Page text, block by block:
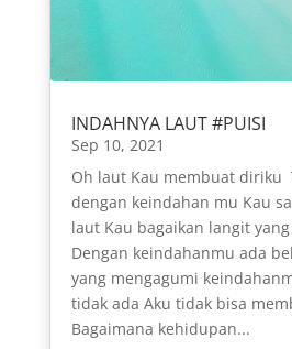
INDAHNYA LAUT #PUISI
Sep 10, 2021
Oh laut Kau membuat diriku
dengan keindahan mu Kau
laut Kau bagaikan langit
Dengan keindahanmu ada
yang mengagumi
tidak ada Aku tidak bisa
Bagaimana kehidupan...